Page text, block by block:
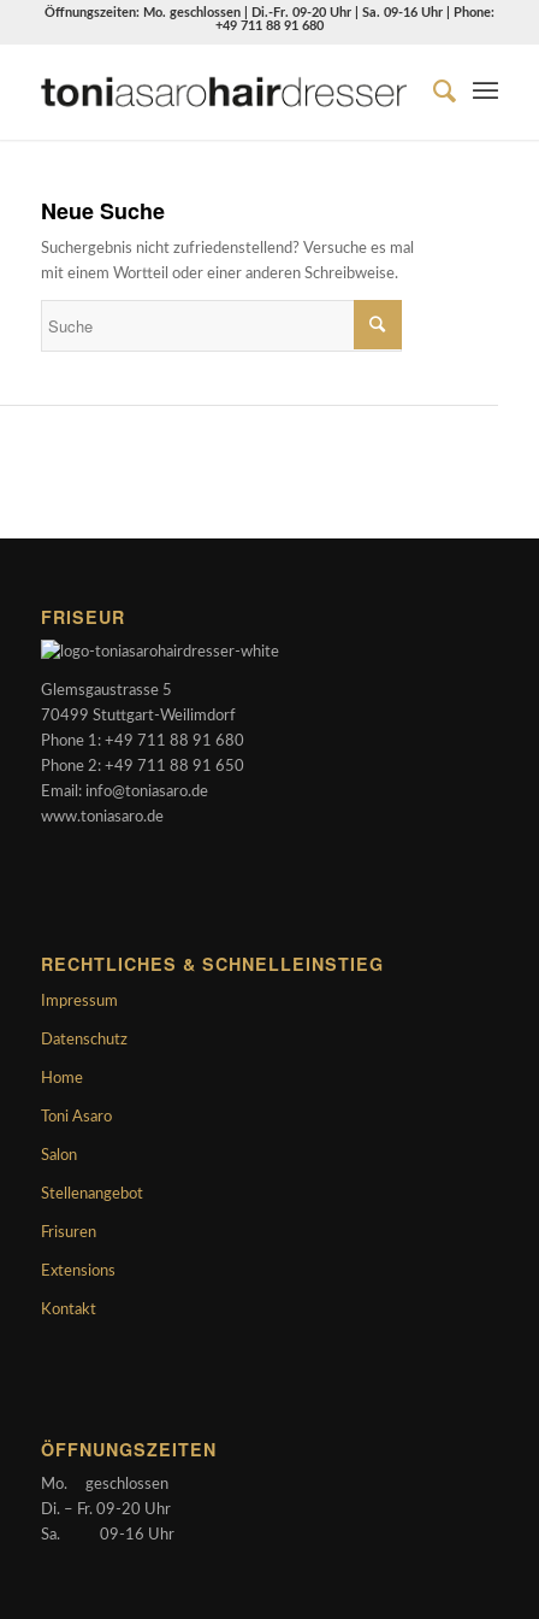
Öffnungszeiten: Mo. geschlossen | Di.-Fr. 09-20 Uhr | Sa. 09-16 Uhr | Phone:
+49 711 88 91 680
Neue Suche
Suchergebnis nicht zufriedenstellend? Versuche es mal
mit einem Wortteil oder einer anderen Schreibweise.
FRISEUR
Glemsgaustrasse 5
70499 Stuttgart-Weilimdorf
Phone 1: +49 711 88 91 680
Phone 2: +49 711 88 91 650
Email: info@toniasaro.de
www.toniasaro.de
RECHTLICHES & SCHNELLEINSTIEG
Impressum
Datenschutz
Home
Toni Asaro
Salon
Stellenangebot
Frisuren
Extensions
Kontakt
ÖFFNUNGSZEITEN
Mo. geschlossen
Di. – Fr. 09-20 Uhr
Sa. 09-16 Uhr